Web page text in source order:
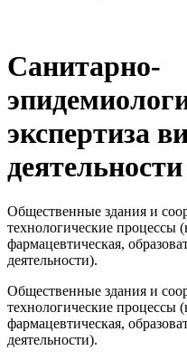
Санитарно-
экспертиза
деятельности
Общественные здания и
технологические процессы
фармацевтическая,
деятельности).
Общественные здания и
технологические процессы
фармацевтическая,
деятельности).